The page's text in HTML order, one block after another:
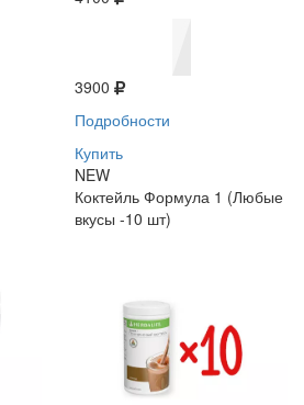
3900
Подробности
Купить
NEW
Коктейль Формула 1 (Любые
вкусы -10 шт)